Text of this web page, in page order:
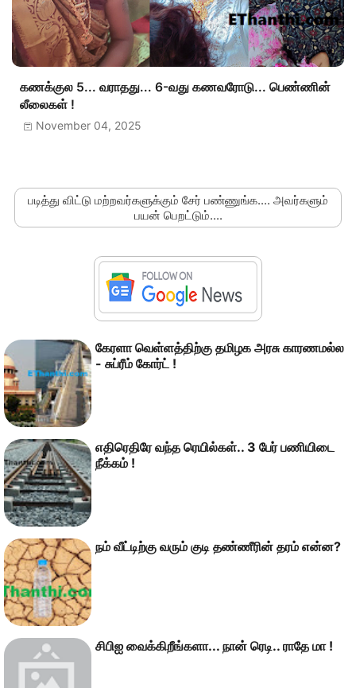
கணக்குல 5... வராதது... 6-வது கணவரோடு... பெண்ணின்
லீலைகள் !
November 04, 2025
படித்து விட்டு மற்றவர்களுக்கும் சேர் பண்ணுங்க.... அவர்களும்
பயன் பெறட்டும்....
கேரளா வெள்ளத்திற்கு தமிழக அரசு காரணமல்ல
- சுப்ரீம் கோர்ட் !
எதிரெதிரே வந்த ரெயில்கள்.. 3 பேர் பணியிடை
நீக்கம் !
நம் வீட்டிற்கு வரும் குடி தண்ணீரின் தரம் என்ன?
சிபிஐ வைக்கிறீங்களா... நான் ரெடி.. ராதே மா !